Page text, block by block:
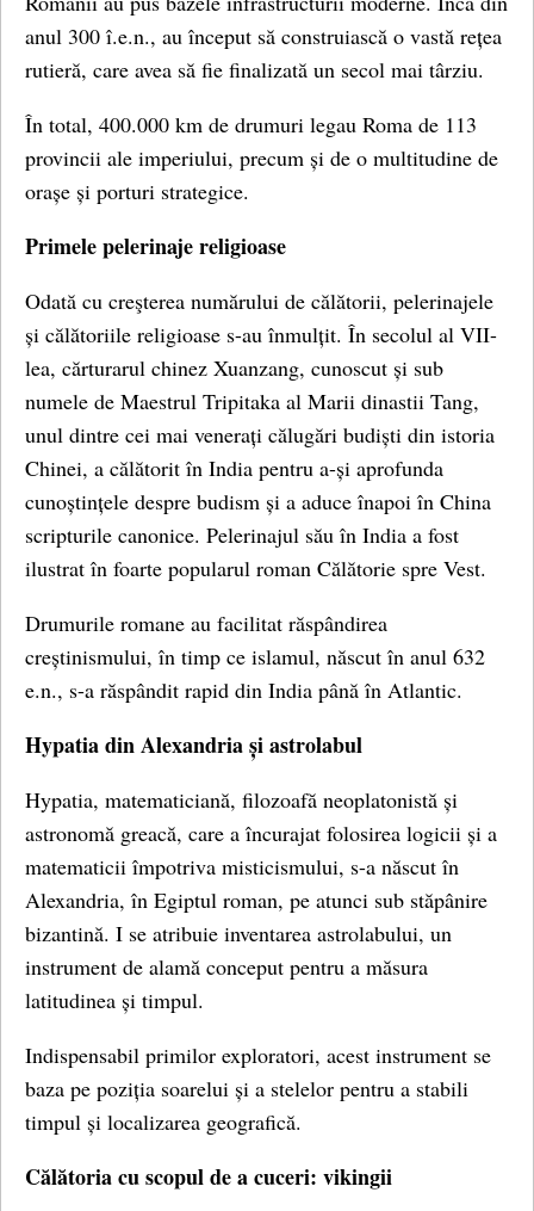
anul 300 î.e.n., au început să construiască o vastă rețea
rutieră, care avea să fie finalizată un secol mai târziu.
În total, 400.000 km de drumuri legau Roma de 113
provincii ale imperiului, precum și de o multitudine de
orașe și porturi strategice.
Primele pelerinaje religioase
Odată cu creşterea numărului de călătorii, pelerinajele
și călătoriile religioase s-au înmulțit. În secolul al VII-
lea, cărturarul chinez Xuanzang, cunoscut și sub
numele de Maestrul Tripitaka al Marii dinastii Tang,
unul dintre cei mai venerați călugări budiști din istoria
Chinei, a călătorit în India pentru a-și aprofunda
cunoștințele despre budism și a aduce înapoi în China
scripturile canonice. Pelerinajul său în India a fost
ilustrat în foarte popularul roman Călătorie spre Vest.
Drumurile romane au facilitat răspândirea
creștinismului, în timp ce islamul, născut în anul 632
e.n., s-a răspândit rapid din India până în Atlantic.
Hypatia din Alexandria și astrolabul
Hypatia, matematiciană, filozoafă neoplatonistă și
astronomă greacă, care a încurajat folosirea logicii și a
matematicii împotriva misticismului, s-a născut în
Alexandria, în Egiptul roman, pe atunci sub stăpânire
bizantină. I se atribuie inventarea astrolabului, un
instrument de alamă conceput pentru a măsura
latitudinea și timpul.
Indispensabil primilor exploratori, acest instrument se
baza pe poziția soarelui și a stelelor pentru a stabili
timpul și localizarea geografică.
Călătoria cu scopul de a cuceri: vikingii